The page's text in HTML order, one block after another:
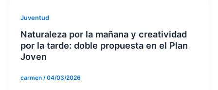
Juventud
Naturaleza por la mañana y creatividad
por la tarde: doble propuesta en el Plan
Joven
carmen /04/03/2026